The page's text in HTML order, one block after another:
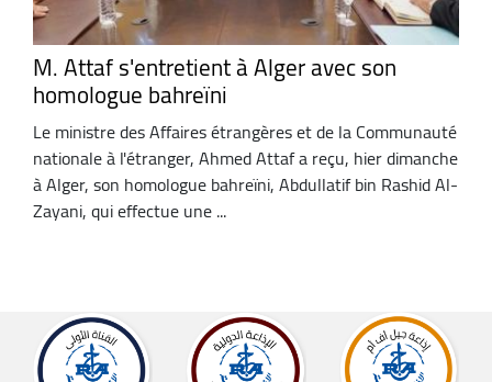
M. Attaf s'entretient à Alger avec son
homologue bahreïni
Le ministre des Affaires étrangères et de la Communauté
nationale à l'étranger, Ahmed Attaf a reçu, hier dimanche
à Alger, son homologue bahreïni, Abdullatif bin Rashid Al-
Zayani, qui effectue une ...